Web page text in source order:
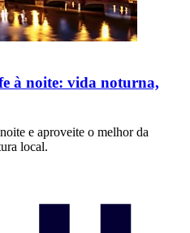
à noite: vida noturna,
e aproveite o melhor da
local.